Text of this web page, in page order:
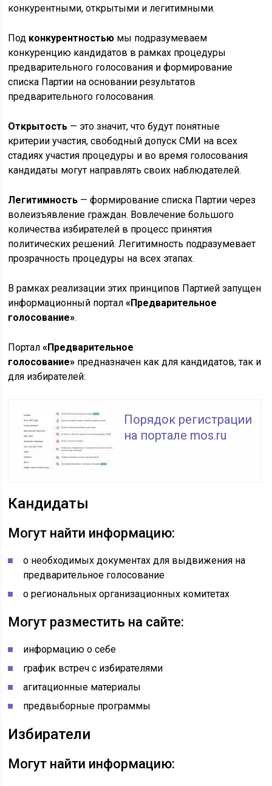
конкурентными, открытыми и легитимными.
Под конкурентностью мы подразумеваем
конкуренцию кандидатов в рамках процедуры
предварительного голосования и формирование
списка Партии на основании результатов
предварительного голосования.
Открытость — это значит, что будут понятные
критерии участия, свободный допуск СМИ на всех
стадиях участия процедуры и во время голосования
кандидаты могут направлять своих наблюдателей.
Легитимность — формирование списка Партии через
волеизъявление граждан. Вовлечение большого
количества избирателей в процесс принятия
политических решений. Легитимность подразумевает
прозрачность процедуры на всех этапах.
В рамках реализации этих принципов Партией запущен
информационный портал«Предварительное
голосование».
Портал«Предварительное
голосование» предназначен как для кандидатов, так и
для избирателей:
Порядок регистрации
на портале mos.ru
Кандидаты
Могут найти информацию:
о необходимых документах для выдвижения на
предварительное голосование
о региональных организационных комитетах
Могут разместить на сайте:
информацию о себе
график встреч с избирателями
агитационные материалы
предвыборные программы
Избиратели
Могут найти информацию: